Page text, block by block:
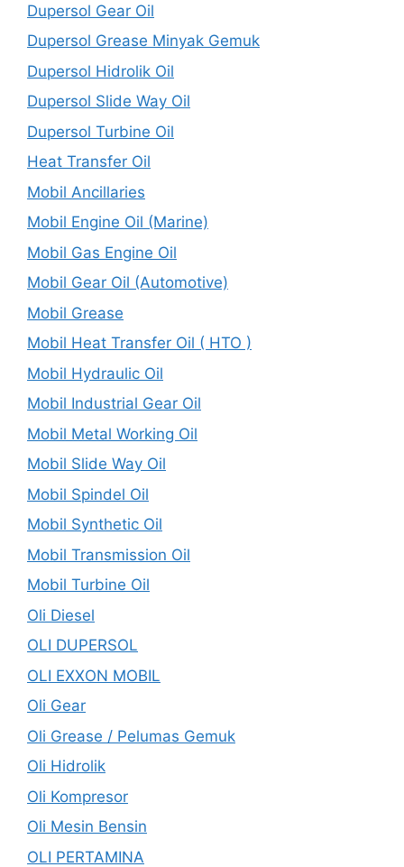
Dupersol Gear Oil
Dupersol Grease Minyak Gemuk
Dupersol Hidrolik Oil
Dupersol Slide Way Oil
Dupersol Turbine Oil
Heat Transfer Oil
Mobil Ancillaries
Mobil Engine Oil (Marine)
Mobil Gas Engine Oil
Mobil Gear Oil (Automotive)
Mobil Grease
Mobil Heat Transfer Oil ( HTO )
Mobil Hydraulic Oil
Mobil Industrial Gear Oil
Mobil Metal Working Oil
Mobil Slide Way Oil
Mobil Spindel Oil
Mobil Synthetic Oil
Mobil Transmission Oil
Mobil Turbine Oil
Oli Diesel
OLI DUPERSOL
OLI EXXON MOBIL
Oli Gear
Oli Grease / Pelumas Gemuk
Oli Hidrolik
Oli Kompresor
Oli Mesin Bensin
OLI PERTAMINA